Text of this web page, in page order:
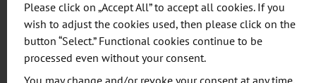
Share:
Please click on „Accept All” to accept all cookies. If you
wish to adjust the cookies used, then please click on the
button “Select.” Functional cookies continue to be
processed even without your consent.